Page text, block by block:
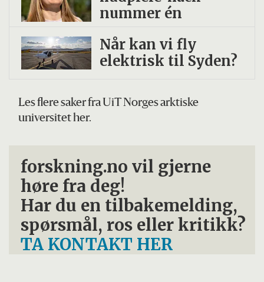
nummer én
Når kan vi fly
elektrisk til Syden?
Les flere saker fra UiT Norges arktiske
universitet her.
forskning.no vil gjerne
høre fra deg!
Har du en tilbakemelding,
spørsmål, ros eller kritikk?
TA KONTAKT HER